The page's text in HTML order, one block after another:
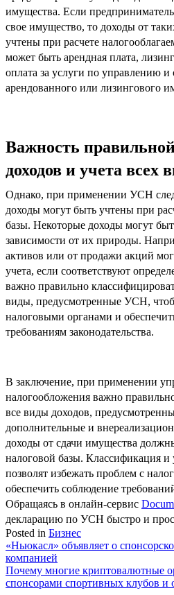
имущества. Если
свое имущество, то доходы от
учтены при расчете
может быть арендная плата,
оплата за услуги по управлению
арендованного или лизингового
Важность
доходов и учета всех
Однако, при применении УСН
доходы могут быть учтены при
базы. Некоторые доходы могут
зависимости от их природы.
активов или от продажи акций
учета, если соответствуют
важно правильно
виды, предусмотренные УСН,
налоговыми органами и
требованиям законодательства.
В заключение, при применении
налогообложения важно
все виды доходов,
дополнительные и
доходы от сдачи имущества
налоговой базы. Классификация и
позволят избежать проблем с
обеспечить соблюдение
Обращаясь в онлайн-сервис
декларацию по УСН быстро и
Posted in Бизнес
Навигация
по
записям
«Ньюкасл» объявляет о
компанией
Почему многие криптовалютные
спонсорами спортивных клубов и